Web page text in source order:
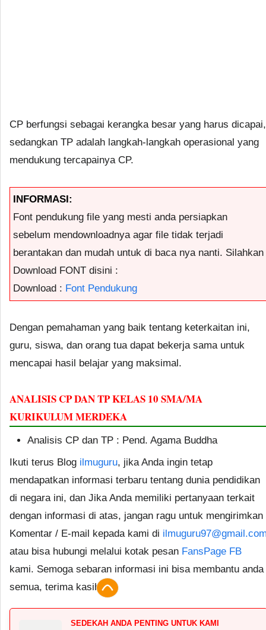
CP berfungsi sebagai kerangka besar yang harus dicapai,
sedangkan TP adalah langkah-langkah operasional yang
mendukung tercapainya CP.
INFORMASI:
Font pendukung file yang mesti anda persiapkan
sebelum mendownloadnya agar file tidak terjadi
berantakan dan mudah untuk di baca nya nanti. Silahkan
Download FONT disini :
Download : Font Pendukung
Dengan pemahaman yang baik tentang keterkaitan ini,
guru, siswa, dan orang tua dapat bekerja sama untuk
mencapai hasil belajar yang maksimal.
ANALISIS CP DAN TP KELAS 10 SMA/MA
KURIKULUM MERDEKA
Analisis CP dan TP : Pend. Agama Buddha
Ikuti terus Blog ilmuguru, jika Anda ingin tetap
mendapatkan informasi terbaru tentang dunia pendidikan
di negara ini, dan Jika Anda memiliki pertanyaan terkait
dengan informasi di atas, jangan ragu untuk mengirimkan
Komentar / E-mail kepada kami di
atau bisa hubungi melalui kotak pesan FansPage FB
kami. Semoga sebaran informasi ini bisa membantu anda
semua, terima kasih.
SEDEKAH ANDA PENTING UNTUK KAMI